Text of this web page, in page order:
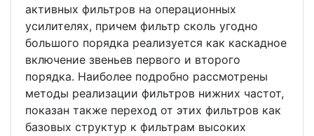
активных фильтров на операционных
усилителях, причем фильтр сколь угодно
большого порядка реализуется как каскадное
включение звеньев первого и второго
порядка. Наиболее подробно рассмотрены
методы реализации фильтров нижних частот,
показан также переход от этих фильтров как
базовых структур к фильтрам высоких